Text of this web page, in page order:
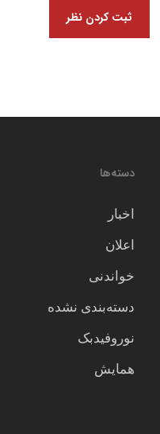
دسته‌ها
اخبار
اعلان
خواندنی
دسته‌بندی نشده
نوروفیدبک
همایش